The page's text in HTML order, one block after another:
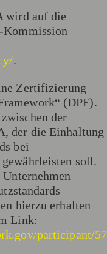
wird auf die
Kommission
.
Zertifizierung
(DPF).
der
der die Einhaltung
bei
soll.
hierzu erhalten
Link:
participant/